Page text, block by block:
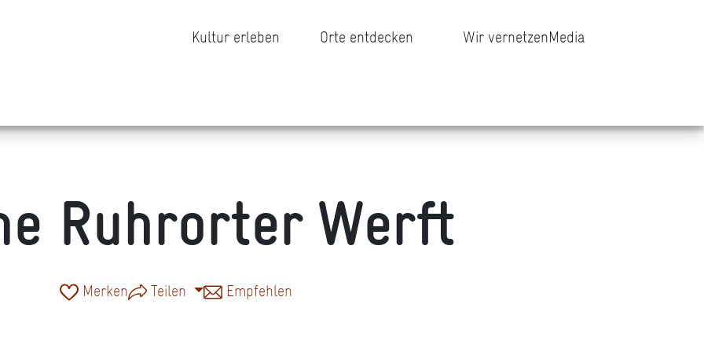
Kultur erleben Orte entdecken Wir vernetzenMedia
Ruhrorter Werft
Merken Teilen Empfehlen